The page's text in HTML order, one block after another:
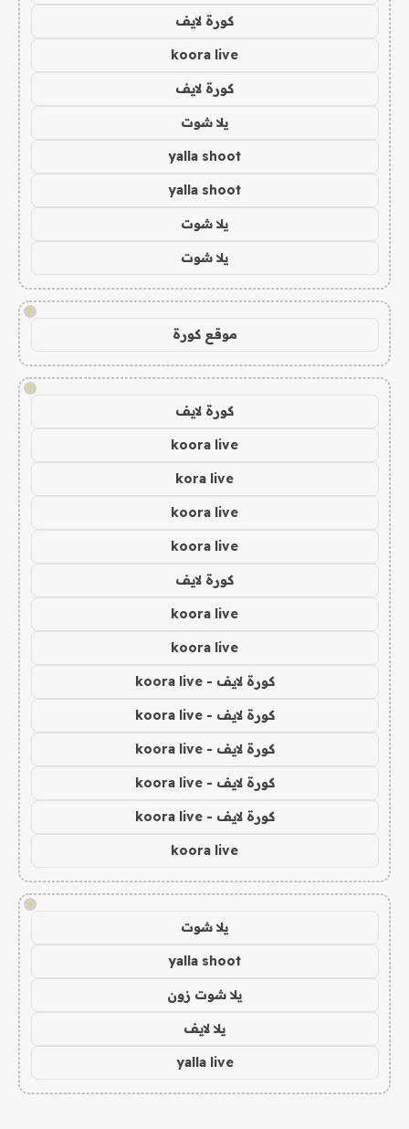
كورة لايف
koora live
كورة لايف
يلا شوت
yalla shoot
yalla shoot
يلا شوت
يلا شوت
!
موقع كورة
!
كورة لايف
koora live
kora live
koora live
koora live
كورة لايف
koora live
koora live
كورة لايف - koora live
كورة لايف - koora live
كورة لايف - koora live
كورة لايف - koora live
كورة لايف - koora live
koora live
!
يلا شوت
yalla shoot
يلا شوت زون
يلا لايف
yalla live